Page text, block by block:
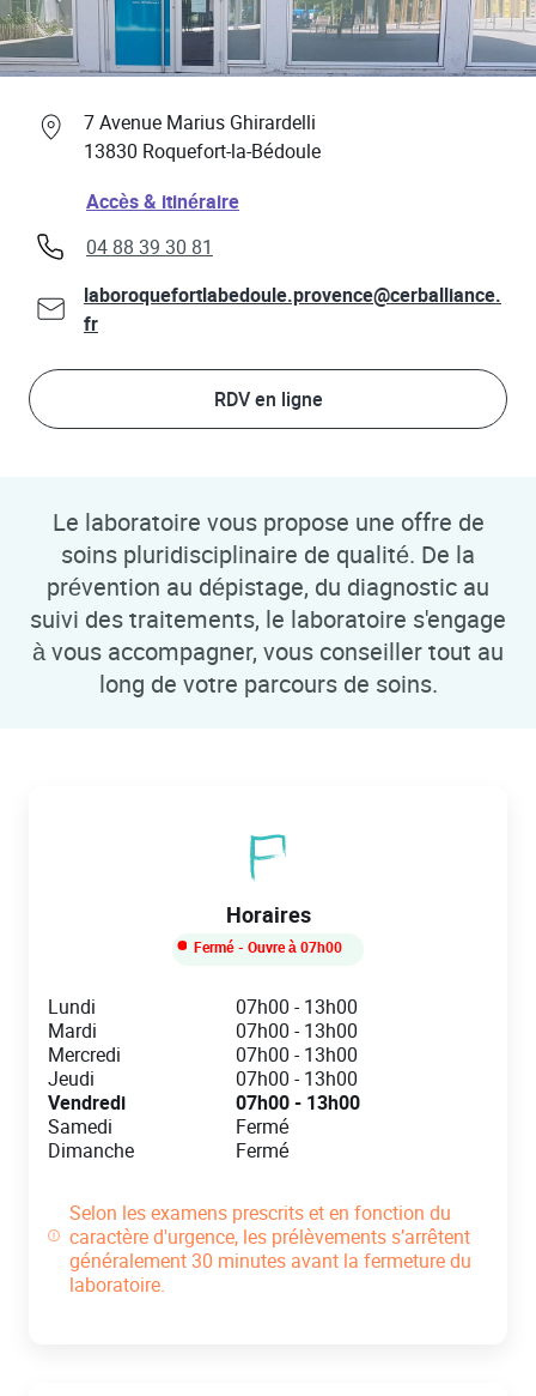
Professionnels de santé
7 Avenue Marius Ghirardelli
13830 Roquefort-la-Bédoule
Link Opens in New Tab
Accès & itinéraireLink Opens in New Tab
phone
04 88 39 30 81
laboroquefortlabedoule.provence@cerballiance.
fr
RDV en ligne
Le laboratoire vous propose une offre de
soins pluridisciplinaire de qualité. De la
prévention au dépistage, du diagnostic au
suivi des traitements, le laboratoire s'engage
à vous accompagner, vous conseiller tout au
long de votre parcours de soins.
Horaires
Fermé- Ouvre à 07h00
Day of the Week
Lundi 07h00 -13h00
Mardi
07h00 -13h00
Mercredi
07h00 -13h00
Jeudi
07h00 -13h00
Vendredi
07h00- 13h00
Samedi
Fermé
Dimanche
Fermé
Selon les examens prescrits et en fonction du
caractère d'urgence, les prélèvements s’arrêtent
généralement 30 minutes avant la fermeture du
laboratoire.